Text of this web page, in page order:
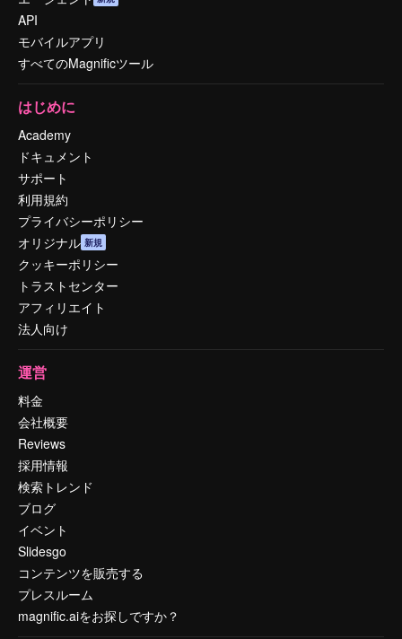
API
モバイルアプリ
すべてのMagnificツール
はじめに
Academy
ドキュメント
サポート
利用規約
プライバシーポリシー
オリジナル 新規
クッキーポリシー
トラストセンター
アフィリエイト
法人向け
運営
料金
会社概要
Reviews
採用情報
検索トレンド
ブログ
イベント
Slidesgo
コンテンツを販売する
プレスルーム
magnific.aiをお探しですか？